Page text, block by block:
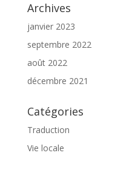
Archives
janvier 2023
septembre 2022
août 2022
décembre 2021
Catégories
Traduction
Vie locale